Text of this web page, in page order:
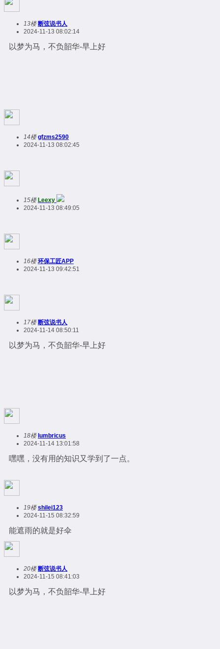
13楼 断弦说书人
2024-11-13 08:02:14
以梦为马，不负韶华-早上好
14楼 gfzms2590
2024-11-13 08:02:45
15楼 Leexy
2024-11-13 08:49:05
16楼 环保工匠APP
2024-11-13 09:42:51
17楼 断弦说书人
2024-11-14 08:50:11
以梦为马，不负韶华-早上好
18楼 lumbricus
2024-11-14 13:01:58
嘿嘿，没有用的知识又学到了一点。
19楼 shilei123
2024-11-15 08:32:59
能遮雨的就是好伞
20楼 断弦说书人
2024-11-15 08:41:03
以梦为马，不负韶华-早上好